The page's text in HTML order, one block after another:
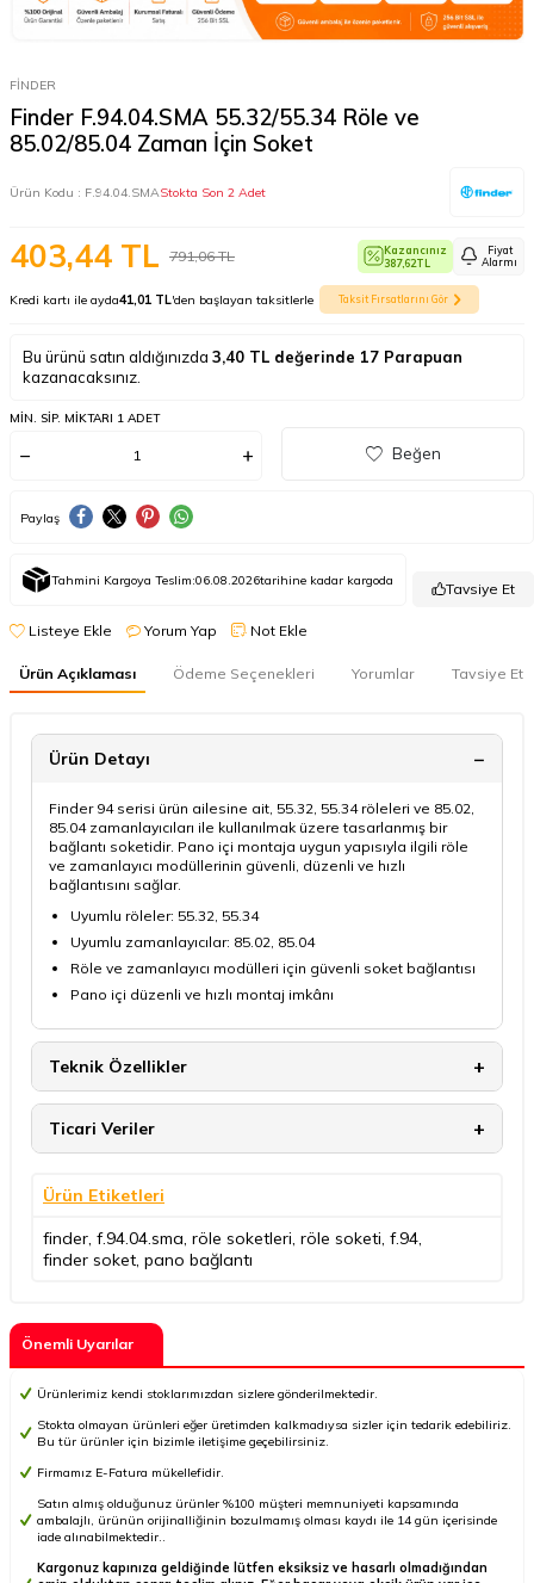
FİNDER
Finder F.94.04.SMA 55.32/55.34 Röle ve
85.02/85.04 Zaman İçin Soket
Ürün Kodu : F.94.04.SMAStokta Son 2 Adet
791,06TL
403,44 TL
Kazancınız
387,62TL
Fiyat
Alarmı
Kredi kartı ile ayda41,01 TL'den başlayan taksitlerle Taksit Fırsatlarını Gör
Bu ürünü satın aldığınızda 3,40 TL değerinde 17 Parapuan
kazanacaksınız.
MIN. SIP. MIKTARI 1 ADET
Beğen
Paylaş
Tahmini Kargoya Teslim:06.08.2026tarihine kadar kargoda Tavsiye Et
Listeye Ekle Yorum Yap Not Ekle
Ürün Açıklaması Ödeme Seçenekleri Yorumlar Tavsiye Et
Ürün Detayı
Finder 94 serisi ürün ailesine ait, 55.32, 55.34 röleleri ve 85.02,
85.04 zamanlayıcıları ile kullanılmak üzere tasarlanmış bir
bağlantı soketidir. Pano içi montaja uygun yapısıyla ilgili röle
ve zamanlayıcı modüllerinin güvenli, düzenli ve hızlı
bağlantısını sağlar.
Uyumlu röleler: 55.32, 55.34
Uyumlu zamanlayıcılar: 85.02, 85.04
Röle ve zamanlayıcı modülleri için güvenli soket bağlantısı
Pano içi düzenli ve hızlı montaj imkânı
Teknik Özellikler
Ticari Veriler
Ürün Etiketleri
finder, f.94.04.sma, röle soketleri, röle soketi, f.94,
finder soket, pano bağlantı
Önemli Uyarılar
Ürünlerimiz kendi stoklarımızdan sizlere gönderilmektedir.
Stokta olmayan ürünleri eğer üretimden kalkmadıysa sizler için tedarik edebiliriz.
Bu tür ürünler için bizimle iletişime geçebilirsiniz.
Firmamız E-Fatura mükellefidir.
Satın almış olduğunuz ürünler %100 müşteri memnuniyeti kapsamında
ambalajlı, ürünün orijinalliğinin bozulmamış olması kaydı ile 14 gün içerisinde
iade alınabilmektedir..
Kargonuz kapınıza geldiğinde lütfen eksiksiz ve hasarlı olmadığından